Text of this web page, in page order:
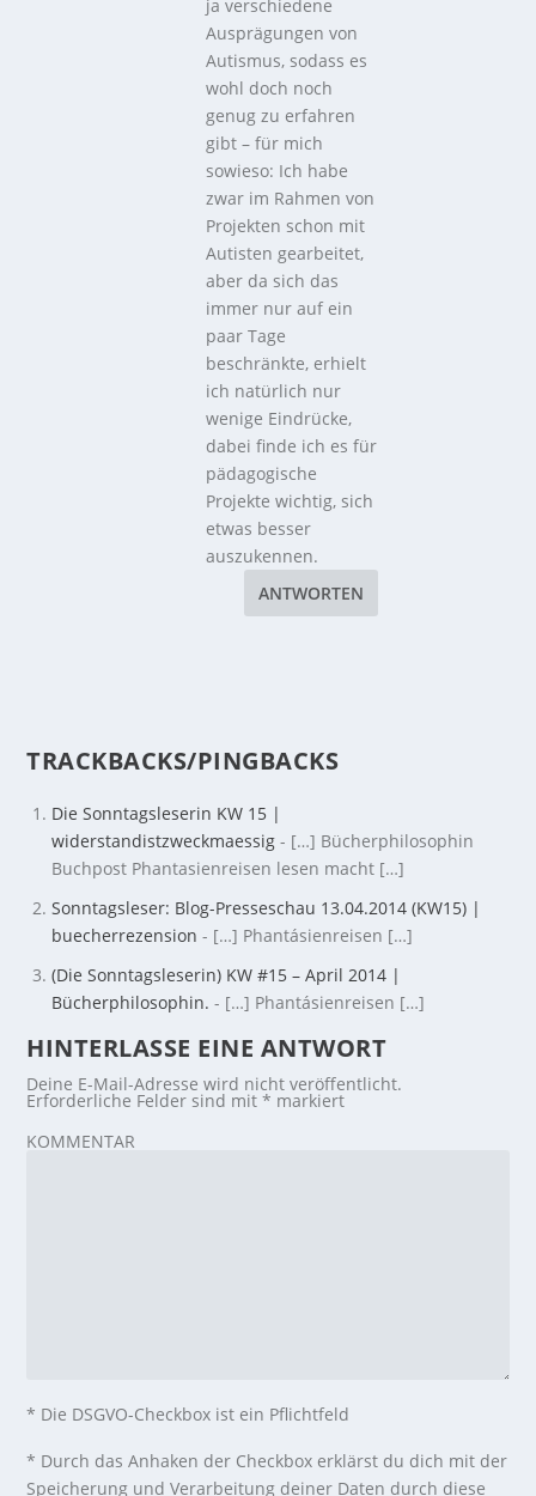
ja verschiedene
Ausprägungen von
Autismus, sodass es
wohl doch noch
genug zu erfahren
gibt – für mich
sowieso: Ich habe
zwar im Rahmen von
Projekten schon mit
Autisten gearbeitet,
aber da sich das
immer nur auf ein
paar Tage
beschränkte, erhielt
ich natürlich nur
wenige Eindrücke,
dabei finde ich es für
pädagogische
Projekte wichtig, sich
etwas besser
auszukennen.
ANTWORTEN
TRACKBACKS/PINGBACKS
Die Sonntagsleserin KW 15 |
widerstandistzweckmaessig - […] Bücherphilosophin
Buchpost Phantasienreisen lesen macht […]
Sonntagsleser: Blog-Presseschau 13.04.2014 (KW15) |
buecherrezension - […] Phantásienreisen […]
(Die Sonntagsleserin) KW #15 – April 2014 |
Bücherphilosophin. - […] Phantásienreisen […]
HINTERLASSE EINE ANTWORT
Deine E-Mail-Adresse wird nicht veröffentlicht.
Erforderliche Felder sind mit* markiert
KOMMENTAR
* Die DSGVO-Checkbox ist ein Pflichtfeld
* Durch das Anhaken der Checkbox erklärst du dich mit der
Speicherung und Verarbeitung deiner Daten durch diese